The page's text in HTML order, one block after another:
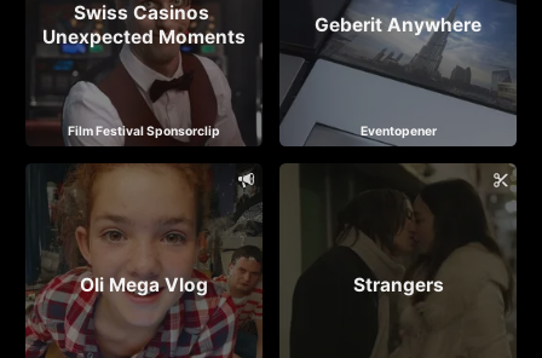
Swiss Casinos
Unexpected Moments
Film Festival Sponsorclip
Geberit Anywhere
Eventopener
Oli Mega Vlog Strangers